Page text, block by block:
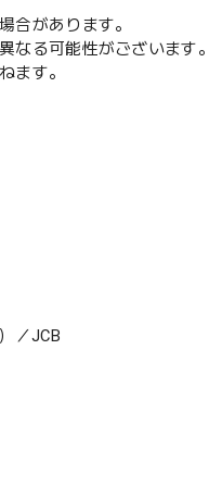
合があります。
なる可能性がございます。
ます。
／JCB